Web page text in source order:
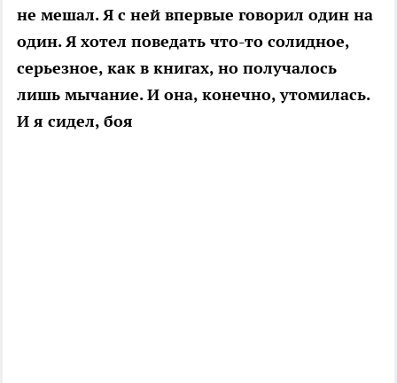
не мешал. Я с ней впервые говорил один на
один. Я хотел поведать что-то солидное,
серьезное, как в книгах, но получалось
лишь мычание. И она, конечно, утомилась.
И я сидел, боя